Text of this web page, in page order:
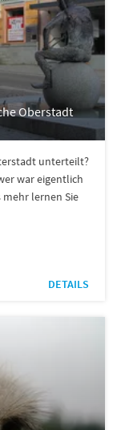
Oberstadt
unterteilt?
war eigentlich
mehr lernen Sie
DETAILS